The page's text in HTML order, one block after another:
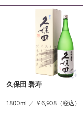
久保田 碧寿
1800ml ／ ￥6,908 （税込）